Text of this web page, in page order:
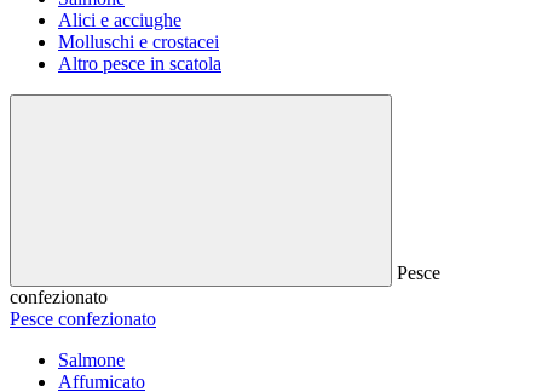
Alici e acciughe
Molluschi e crostacei
Altro pesce in scatola
Pesce
confezionato
Pesce confezionato
Salmone
Affumicato